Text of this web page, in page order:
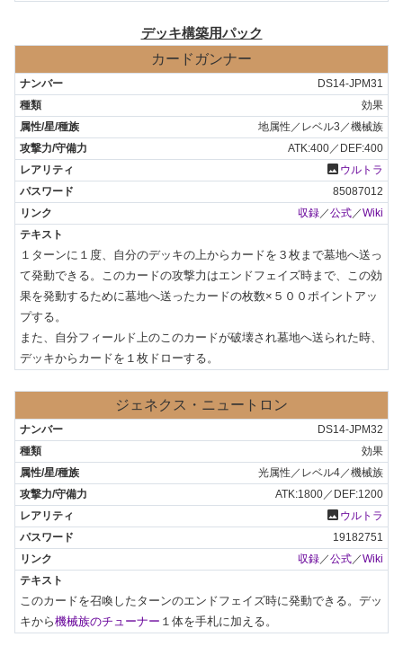
デッキ構築用パック
カードガンナー
DS14-JPM31
効果
地属性／レベル3／機械族
ATK:400／DEF:400
photo ウルトラ
85087012
収録／公式／Wiki
１ターンに１度、自分のデッキの上からカードを３枚まで墓地へ送っ
て発動できる。このカードの攻撃力はエンドフェイズ時まで、この効
果を発動するために墓地へ送ったカードの枚数×５００ポイントアッ
プする。
また、自分フィールド上のこのカードが破壊され墓地へ送られた時、
デッキからカードを１枚ドローする。
ジェネクス・ニュートロン
DS14-JPM32
効果
光属性／レベル4／機械族
ATK:1800／DEF:1200
photo ウルトラ
19182751
収録／公式／Wiki
このカードを召喚したターンのエンドフェイズ時に発動できる。デッ
キから機械族のチューナー １体を手札に加える。